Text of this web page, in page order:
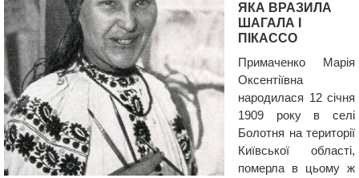
ЯКА ВРАЗИЛА
ШАГАЛА І
ПІКАССО
Примаченко Марія
Оксентіївна
народилася 12 січня
1909 року в селі
Болотня на території
Київської області,
померла в цьому ж